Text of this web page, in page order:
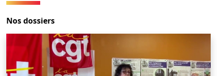
Nos dossiers